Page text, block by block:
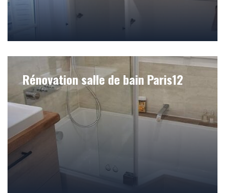
Rénovation salle de bain Paris12